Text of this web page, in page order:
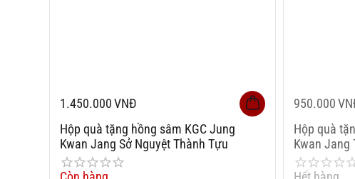
1.450.000VNĐ
Hộp quà tặng hồng sâm KGC Jung
Kwan Jang Sở Nguyệt Thành Tựu
950.000
Hộp quà
Kwan Jang